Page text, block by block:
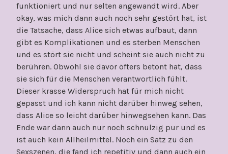
funktioniert und nur selten angewandt wird. Aber
okay, was mich dann auch noch sehr gestört hat, ist
die Tatsache, dass Alice sich etwas aufbaut, dann
gibt es Komplikationen und es sterben Menschen
und es stört sie nicht und scheint sie auch nicht zu
berühren. Obwohl sie davor öfters betont hat, dass
sie sich für die Menschen verantwortlich fühlt.
Dieser krasse Widerspruch hat für mich nicht
gepasst und ich kann nicht darüber hinweg sehen,
dass Alice so leicht darüber hinwegsehen kann. Das
Ende war dann auch nur noch schnulzig pur und es
ist auch kein Allheilmittel. Noch ein Satz zu den
Sexszenen, die fand ich repetitiv und dann auch ein